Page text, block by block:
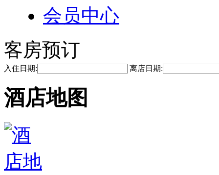
会员中心
客房预订
入住日期: 离店日期:
酒店地图